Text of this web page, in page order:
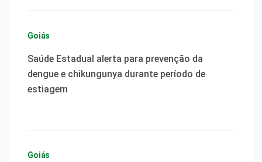
Goiás
Saúde Estadual alerta para prevenção da
dengue e chikungunya durante período de
estiagem
Goiás